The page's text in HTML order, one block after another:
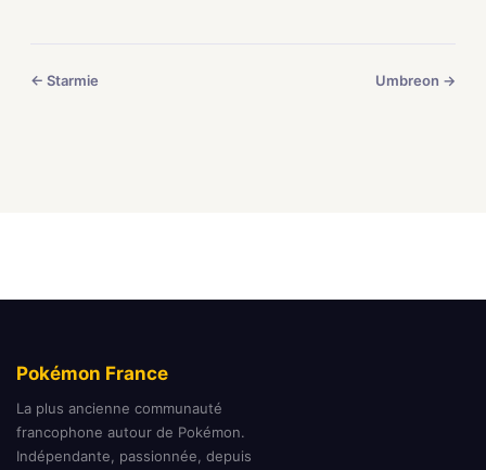
← Starmie Umbreon →
Pokémon France
La plus ancienne communauté
francophone autour de Pokémon.
Indépendante, passionnée, depuis